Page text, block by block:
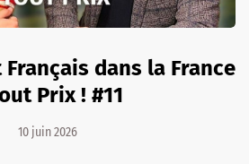
dans la France
Prix ! #11
10 juin 2026